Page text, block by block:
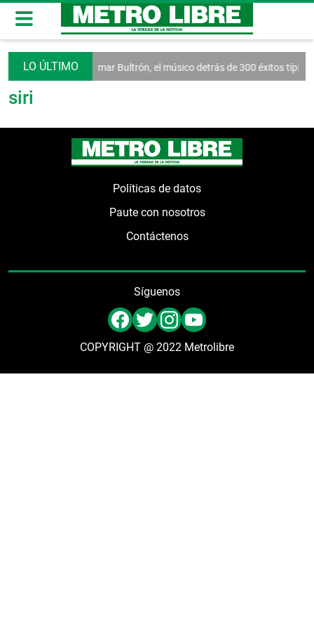
para la vida Omar Bultrón, el músico detrás de 300 éxitos típicos
siri
Políticas de datos
Paute con nosotros
Contáctenos
Síguenos
COPYRIGHT @ 2022 Metrolibre